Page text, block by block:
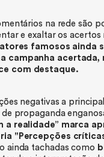
na rede são
e exaltar os acertos
famosos ainda
campanha acertada,
com destaque.
negativas a
propaganda
a realidade” marca
"Percepções
ainda tachadas como